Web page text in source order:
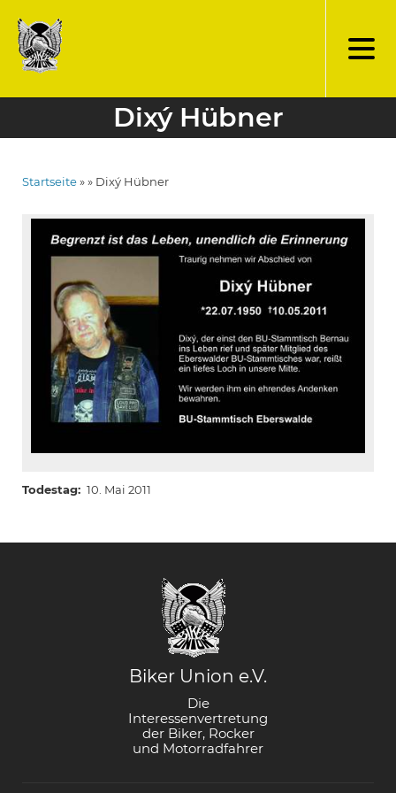
zum
Inhalt
Dixý Hübner
Startseite Dixý Hübner
Todestag 10. Mai 2011
Biker Union e.V.
Die
Interessenvertretung
der Biker, Rocker
und Motorradfahrer